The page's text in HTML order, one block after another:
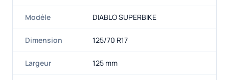
Modèle DIABLO SUPERBIKE
Dimension 125/70 R17
Largeur 125 mm